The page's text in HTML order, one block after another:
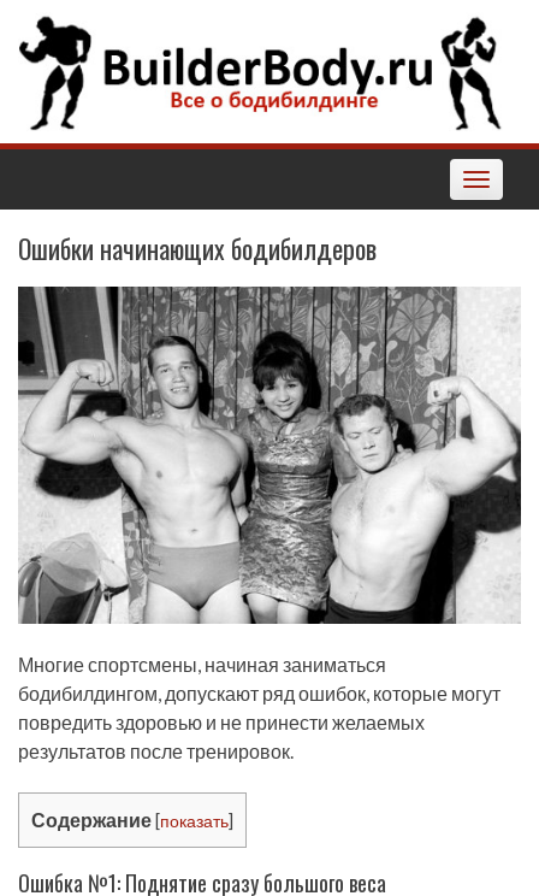
Наверх
Toggle
Ошибки начинающих бодибилдеров
Многие спортсмены, начиная заниматься
бодибилдингом, допускают ряд ошибок, которые могут
повредить здоровью и не принести желаемых
результатов после тренировок.
Содержание [показать]
Ошибка №1: Поднятие сразу большого веса